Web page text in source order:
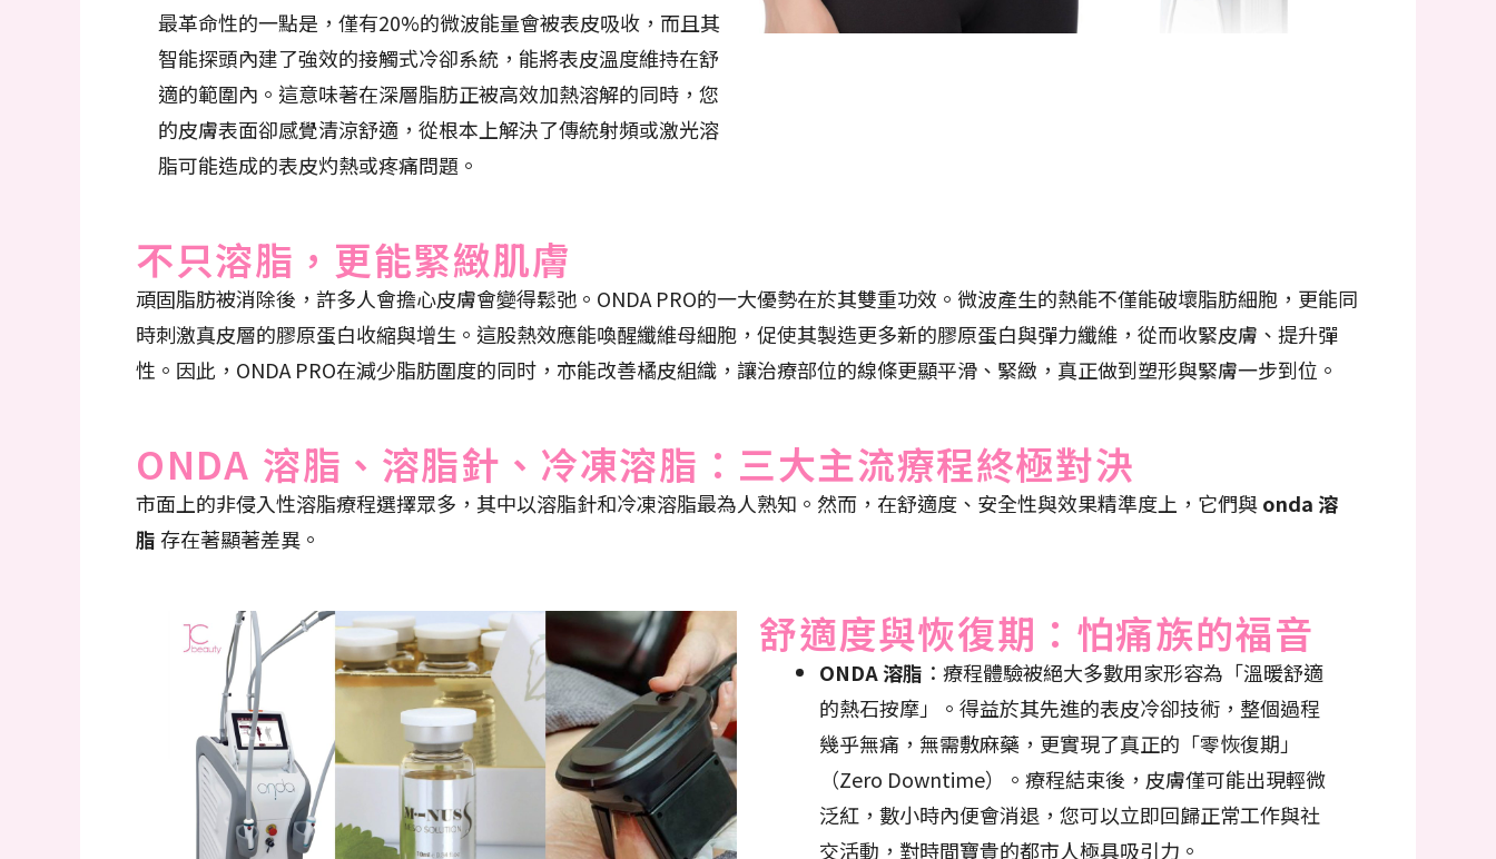
最革命性的一點是，僅有20%的微波能量會被表皮吸收，而且其
智能探頭內建了強效的接觸式冷卻系統，能將表皮溫度維持在舒
適的範圍內。這意味著在深層脂肪正被高效加熱溶解的同時，您
的皮膚表面卻感覺清涼舒適，從根本上解決了傳統射頻或激光溶
脂可能造成的表皮灼熱或疼痛問題。
不只溶脂，更能緊緻肌膚
頑固脂肪被消除後，許多人會擔心皮膚會變得鬆弛。ONDA PRO的一大優勢在於其雙重功效。微波產生的熱能不僅能破壞脂肪細胞，更能同
時刺激真皮層的膠原蛋白收縮與增生。這股熱效應能喚醒纖維母細胞，促使其製造更多新的膠原蛋白與彈力纖維，從而收緊皮膚、提升彈
性。因此，ONDA PRO在減少脂肪圍度的同时，亦能改善橘皮組織，讓治療部位的線條更顯平滑、緊緻，真正做到塑形與緊膚一步到位。
ONDA 溶脂、溶脂針、冷凍溶脂：三大主流療程終極對決
市面上的非侵入性溶脂療程選擇眾多，其中以溶脂針和冷凍溶脂最為人熟知。然而，在舒適度、安全性與效果精準度上，它們與onda 溶
脂存在著顯著差異。
舒適度與恢復期：怕痛族的福音
ONDA 溶脂 ：療程體驗被絕大多數用家形容為「溫暖舒適
的熱石按摩」。得益於其先進的表皮冷卻技術，整個過程
幾乎無痛，無需敷麻藥，更實現了真正的「零恢復期」
（Zero Downtime）。療程結束後，皮膚僅可能出現輕微
泛紅，數小時內便會消退，您可以立即回歸正常工作與社
交活動，對時間寶貴的都市人極具吸引力。